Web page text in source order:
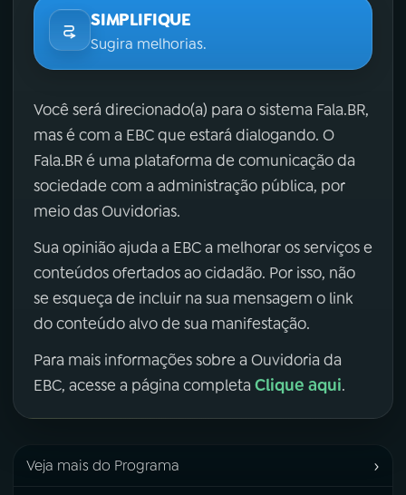
SIMPLIFIQUE
Sugira melhorias.
Você será direcionado(a) para o sistema Fala.BR,
mas é com a EBC que estará dialogando. O
Fala.BR é uma plataforma de comunicação da
sociedade com a administração pública, por
meio das Ouvidorias.
Sua opinião ajuda a EBC a melhorar os serviços e
conteúdos ofertados ao cidadão. Por isso, não
se esqueça de incluir na sua mensagem o link
do conteúdo alvo de sua manifestação.
Para mais informações sobre a Ouvidoria da
EBC, acesse a página completa Clique aqui.
Veja mais do Programa ›